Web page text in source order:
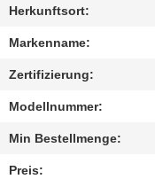
TRETEN
SIE
MIT
UNS
IN
Herkunftsort:
Markenname:
Zertifizierung:
Modellnummer:
Min Bestellmenge:
Preis: